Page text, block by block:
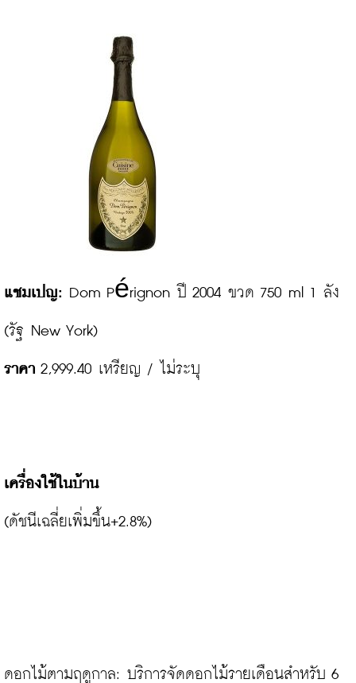
แชมเปญ: Dom Pérignon ปี 2004 ขวด 750 ml 1 ลัง
ราคา 2,999.40 เหรียญ / ไม่ระบุ
เครื่องใช้ในบ้าน
(ดัชนีเฉลี่ยเพิ่มขึ้น+2.8%)
ดอกไม้ตามฤดูกาล: บริการจัดดอกไม้รายเดือนสำหรับ 6